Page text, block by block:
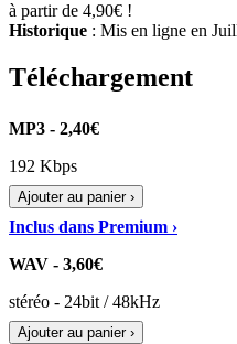
à partir de 4,90€ !
Historique : Mis en ligne en
Téléchargement
MP3 - 2,40€
192 Kbps
Ajouter au panier ›
Inclus dans Premium ›
WAV - 3,60€
stéréo - 24bit / 48kHz
Ajouter au panier ›